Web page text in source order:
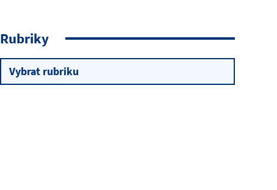
Rubriky
Rubriky